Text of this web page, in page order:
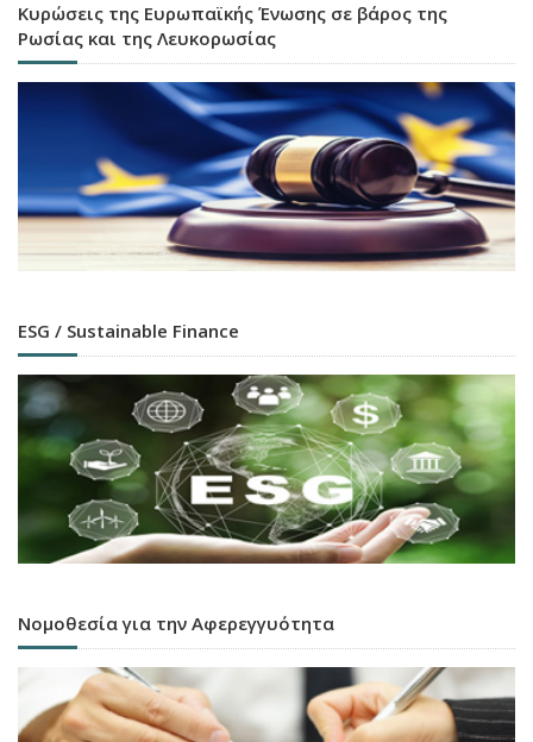
Κυρώσεις της Ευρωπαϊκής Ένωσης σε βάρος της
Ρωσίας και της Λευκορωσίας
ESG / Sustainable Finance
Νομοθεσία για την Αφερεγγυότητα